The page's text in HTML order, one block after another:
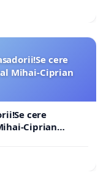
cere
Mihai-Ciprian
cere
Ciprian